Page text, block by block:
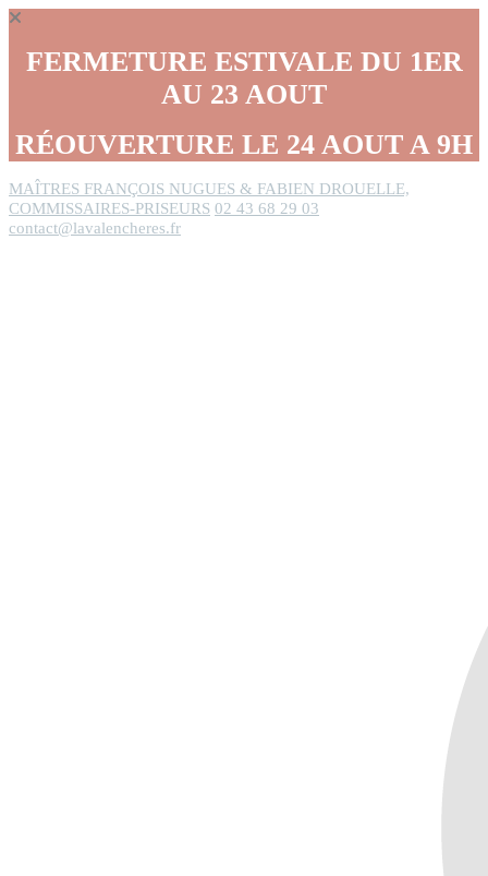
FERMETURE ESTIVALE DU 1ER
AU 23 AOUT
RÉOUVERTURE LE 24 AOUT A 9H
MAÎTRES FRANÇOIS NUGUES & FABIEN DROUELLE,
COMMISSAIRES-PRISEURS 02 43 68 29 03
contact@lavalencheres.fr
Panneau de gestion des cookies